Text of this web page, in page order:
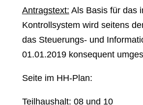
Antragstext: Als Basis für das
Kontrollsystem wird seitens
das Steuerungs- und
01.01.2019 konsequent
Seite im HH-Plan:
Teilhaushalt: 08 und 10